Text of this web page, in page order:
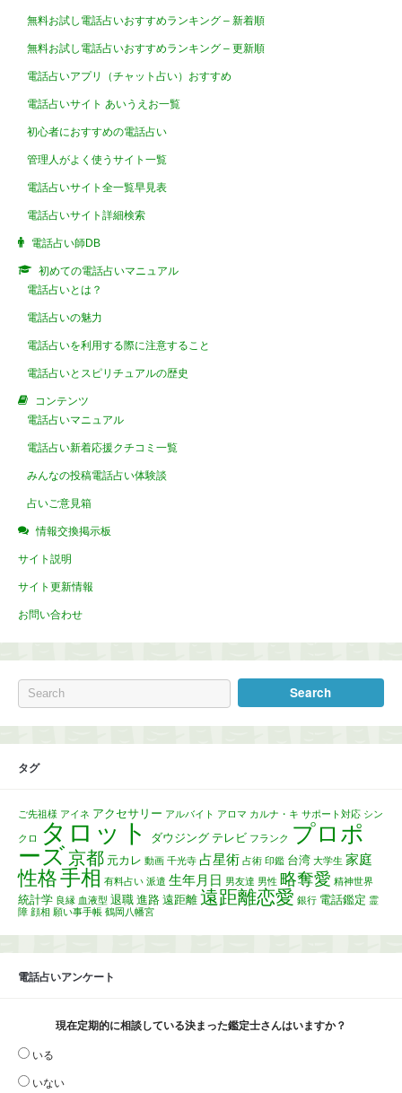
無料お試し電話占いおすすめランキング – 新着順
無料お試し電話占いおすすめランキング – 更新順
電話占いアプリ（チャット占い）おすすめ
電話占いサイト あいうえお一覧
初心者におすすめの電話占い
管理人がよく使うサイト一覧
電話占いサイト全一覧早見表
電話占いサイト詳細検索
電話占い師DB
初めての電話占いマニュアル
電話占いとは？
電話占いの魅力
電話占いを利用する際に注意すること
電話占いとスピリチュアルの歴史
コンテンツ
電話占いマニュアル
電話占い新着応援クチコミ一覧
みんなの投稿電話占い体験談
占いご意見箱
情報交換掲示板
サイト説明
サイト更新情報
お問い合わせ
タグ
ご先祖様 アイネ アクセサリー アルバイト アロマ カルナ・キ サポート対応 シン
クロ タロット ダウジング テレビ フランク プロポ
ーズ京都 元カレ 動画 千光寺 占星術 占術 印鑑 台湾 大学生 家庭
性格手相 有料占い 派遣 生年月日 男友達 男性 略奪愛 精神世界
統計学 良縁 血液型 退職 進路 遠距離 遠距離恋愛 銀行 電話鑑定 霊
障 顔相 願い事手帳 鶴岡八幡宮
電話占いアンケート
現在定期的に相談している決まった鑑定士さんはいますか？
いる
いない